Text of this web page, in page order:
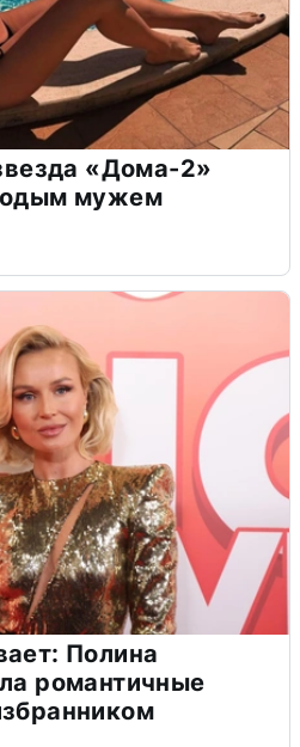
«Дома-2»
мужем
Полина
романтичные